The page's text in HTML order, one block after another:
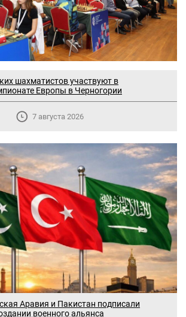
шахматистов участвуют в
Европы в Черногории
7 августа 2026
Аравия и Пакистан подписали
военного альянса
прошло заседание
форума «Лорис